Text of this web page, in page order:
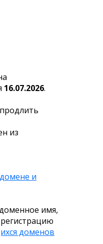
16.07.2026.
из
и
имя,
доменов